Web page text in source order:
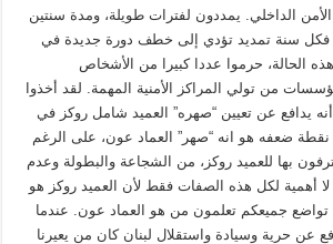
الداخلي. يمددون لفترات طويلة، ومدة سنتين
سنة تمديد تؤدي إلى خطف دورة جديدة في
الحالة، حرموا عددا كبيرا من الأشخاص
من تولي المراكز الأمنية المهمة. لقد أخذوا
يدافع عن تعيين “صهره” العميد شامل روكز في
نقطة ضعفه هو انه “صهر” العماد عون، على الرغم
بها للعميد روكز، من الشجاعة والبطولة وعدم
لا أهمية لكل هذه الصفات فقط لأن العميد روكز هو
جميعكم تعلمون من هو العماد عون. عندما
عن حرية وسيادة واستقلال لبنان كان من يعيرنا